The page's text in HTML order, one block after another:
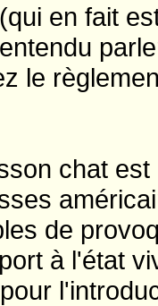
en fait
le
chat
de
à l'état